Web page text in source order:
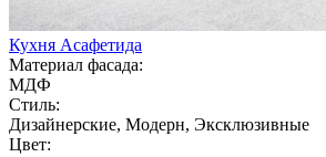
Кухня Асафетида
Материал фасада:
МДФ
Стиль:
Дизайнерские, Модерн, Эксклюзивные
Цвет: